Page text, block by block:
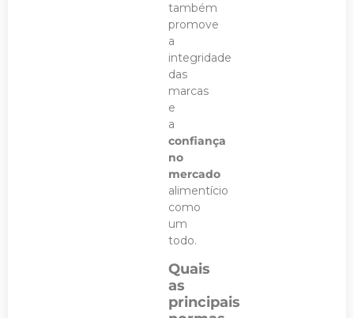
também
promove
a
integridade
das
marcas
e
a
confiança
no
mercado
alimentício
como
um
todo.
Quais
as
principais